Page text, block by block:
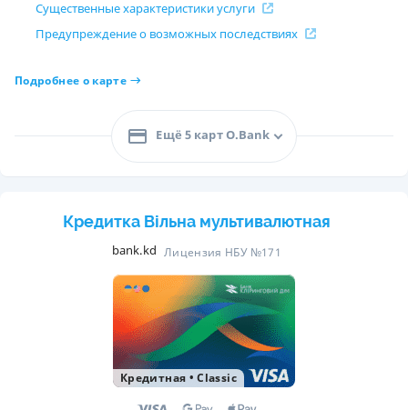
Существенные характеристики услуги
Предупреждение о возможных последствиях
Подробнее о карте
Ещё 5 карт O.Bank
Кредитка Вільна мультивалютная
bank.kd Лицензия НБУ №171
Кредитная •Classic